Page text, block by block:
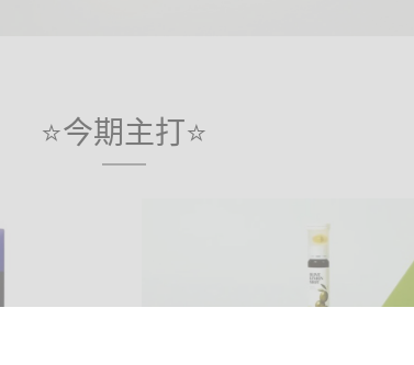
⭐今期主打⭐